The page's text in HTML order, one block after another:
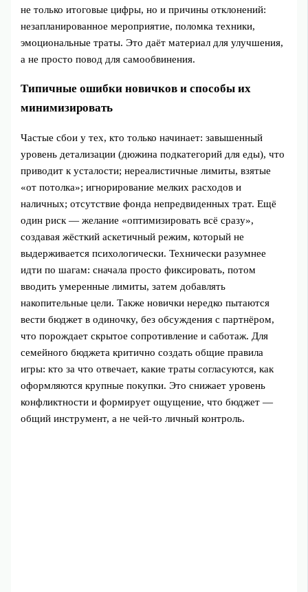
не только итоговые цифры, но и причины отклонений:
незапланированное мероприятие, поломка техники,
эмоциональные траты. Это даёт материал для улучшения,
а не просто повод для самообвинения.
Типичные ошибки новичков и способы их
минимизировать
Частые сбои у тех, кто только начинает: завышенный
уровень детализации (дюжина подкатегорий для еды), что
приводит к усталости; нереалистичные лимиты, взятые
«от потолка»; игнорирование мелких расходов и
наличных; отсутствие фонда непредвиденных трат. Ещё
один риск — желание «оптимизировать всё сразу»,
создавая жёсткий аскетичный режим, который не
выдерживается психологически. Технически разумнее
идти по шагам: сначала просто фиксировать, потом
вводить умеренные лимиты, затем добавлять
накопительные цели. Также новички нередко пытаются
вести бюджет в одиночку, без обсуждения с партнёром,
что порождает скрытое сопротивление и саботаж. Для
семейного бюджета критично создать общие правила
игры: кто за что отвечает, какие траты согласуются, как
оформляются крупные покупки. Это снижает уровень
конфликтности и формирует ощущение, что бюджет —
общий инструмент, а не чей‑то личный контроль.